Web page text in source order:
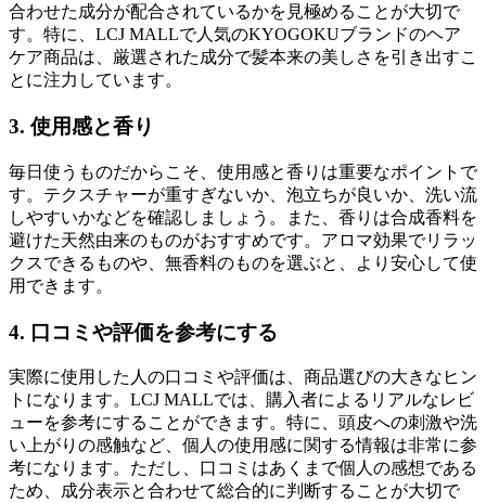
合わせた成分が配合されているかを見極めることが大切で
す。特に、LCJ MALLで人気のKYOGOKUブランドのヘア
ケア商品は、厳選された成分で髪本来の美しさを引き出すこ
とに注力しています。
3. 使用感と香り
毎日使うものだからこそ、使用感と香りは重要なポイントで
す。テクスチャーが重すぎないか、泡立ちが良いか、洗い流
しやすいかなどを確認しましょう。また、香りは合成香料を
避けた天然由来のものがおすすめです。アロマ効果でリラッ
クスできるものや、無香料のものを選ぶと、より安心して使
用できます。
4. 口コミや評価を参考にする
実際に使用した人の口コミや評価は、商品選びの大きなヒン
トになります。LCJ MALLでは、購入者によるリアルなレビ
ューを参考にすることができます。特に、頭皮への刺激や洗
い上がりの感触など、個人の使用感に関する情報は非常に参
考になります。ただし、口コミはあくまで個人の感想である
ため、成分表示と合わせて総合的に判断することが大切で